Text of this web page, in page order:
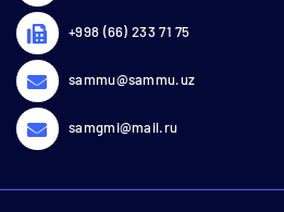
+998 (66) 233 71 75
sammu@sammu.uz
samgmi@mail.ru